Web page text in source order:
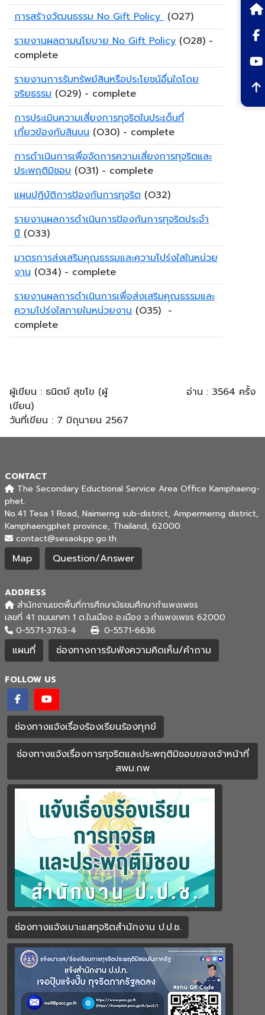
การสร้างวัฒนธรรม No Gift Policy (O27)
รายงานผลตามนโยบาย No Gift Policy (O28) -
complete
รายงานการรับทรัพย์สินหรือประโยชน์อื่นใดโดย
จริยธรรม (O29) - complete
การประเมินความเสี่ยงการทุจริตในประเด็นที่
เกี่ยวข้องกับสินบน (O30) - complete
การดำเนินการเพื่อจัดการความเสี่ยงการทุจริตและ
ประพฤติมิชอบ (O31) - complete
แผนปฏิบัติการป้องกันการทุจริต (O32)
รายงานผลการดำเนินการป้องกันการทุจริตประจำ
ปี (O33)
มาตรการส่งเสริมคุณธรรมและความโปร่งใสในหน่วย
งาน (O34) - complete
รายงานผลการดำเนินการเพื่อส่งเสริมคุณธรรมและ
ความโปร่งใสภายในหน่วยงาน (O35) -
complete
ผู้เขียน : ธนิตย์ สุขโข (ผู้
เขียน)
อ่าน : 3564 ครั้ง
วันที่เขียน : 7 มิถุนายน 2567
CONTACT
The Secondary Eductional Service Area Office Kamphaeng-
phet.
No.41 Tesa 1 Road, Naimerng sub-district, Ampermerng district,
Kamphaengphet province, Thailand, 62000.
contact@sesaokpp.go.th
Map Question/Answer
ADDRESS
สำนักงานเขตพื้นที่การศึกษามัธยมศึกษากำแพงเพชร
เลขที่ 41 ถนนเทศา 1 ต.ในเมือง อ.เมือง จ.กำแพงเพชร 62000
0-5571-3763-4
0-5571-6636
แผนที่ ช่องทางการรับฟังความคิดเห็น/คำถาม
FOLLOW US
ช่องทางแจ้งเรื่องร้องเรียนร้องทุกข์
ช่องทางแจ้งเรื่องการทุจริตและประพฤติมิชอบของเจ้าหน้าที่
สพม.กพ
ช่องทางแจ้งเบาะแสทุจริตสำนักงาน ป.ป.ช.